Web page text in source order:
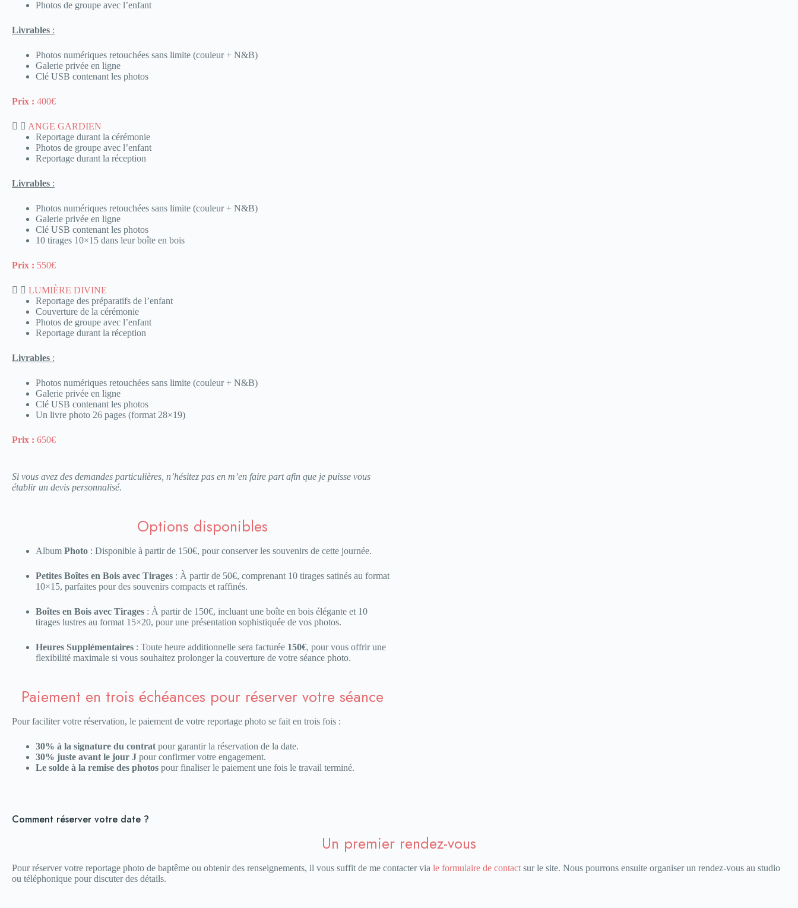
Photos de groupe avec l’enfant
Livrables :
Photos numériques retouchées sans limite (couleur + N&B)
Galerie privée en ligne
Clé USB contenant les photos
Prix : 400€
ANGE GARDIEN
Reportage durant la cérémonie
Photos de groupe avec l’enfant
Reportage durant la réception
Livrables :
Photos numériques retouchées sans limite (couleur + N&B)
Galerie privée en ligne
Clé USB contenant les photos
10 tirages 10×15 dans leur boîte en bois
Prix : 550€
LUMIÈRE DIVINE
Reportage des préparatifs de l’enfant
Couverture de la cérémonie
Photos de groupe avec l’enfant
Reportage durant la réception
Livrables :
Photos numériques retouchées sans limite (couleur + N&B)
Galerie privée en ligne
Clé USB contenant les photos
Un livre photo 26 pages (format 28×19)
Prix : 650€
Si vous avez des demandes particulières, n’hésitez pas en m’en faire part afin que je puisse vous
établir un devis personnalisé.
Options disponibles
Album Photo : Disponible à partir de 150€, pour conserver les souvenirs de cette journée.
Petites Boîtes en Bois avec Tirages : À partir de 50€, comprenant 10 tirages satinés au format
10×15, parfaites pour des souvenirs compacts et raffinés.
Boîtes en Bois avec Tirages : À partir de 150€, incluant une boîte en bois élégante et 10
tirages lustres au format 15×20, pour une présentation sophistiquée de vos photos.
Heures Supplémentaires : Toute heure additionnelle sera facturée 150€, pour vous offrir une
flexibilité maximale si vous souhaitez prolonger la couverture de votre séance photo.
Paiement en trois échéances pour réserver votre séance
Pour faciliter votre réservation, le paiement de votre reportage photo se fait en trois fois :
30% à la signature du contrat pour garantir la réservation de la date.
30% juste avant le jour J pour confirmer votre engagement.
Le solde à la remise des photos pour finaliser le paiement une fois le travail terminé.
Comment réserver votre date ?
Un premier rendez-vous
Pour réserver votre reportage photo de baptême ou obtenir des renseignements, il vous suffit de me contacter via le formulaire de contact sur le site. Nous pourrons ensuite organiser un rendez-vous au studio
ou téléphonique pour discuter des détails.